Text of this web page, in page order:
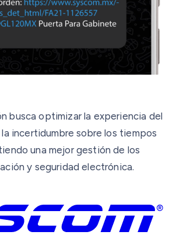
busca optimizar la experiencia del
incertidumbre sobre los tiempos
una mejor gestión de los
y seguridad electrónica.